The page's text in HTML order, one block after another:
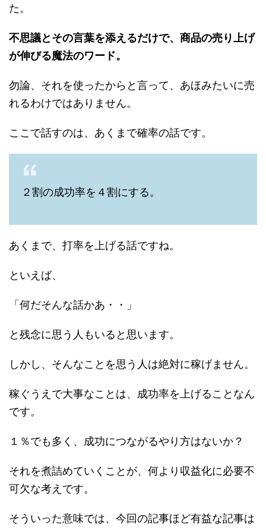
た。
不思議とその言葉を添えるだけで、商品の売り上げ
が伸びる魔法のワード。
勿論、それを使ったからと言って、あほみたいに売
れるわけではありません。
ここで話すのは、あくまで確率の話です。
２割の成功率を４割にする。
あくまで、打率を上げる話ですね。
といえば、
「何だそんな話かあ・・」
と残念に思う人もいると思います。
しかし、そんなことを思う人は絶対に稼げません。
稼ぐうえで大事なことは、成功率を上げることなん
です。
１％でも多く、成功につながるやり方はないか？
それを煮詰めていくことが、何より収益化に必要不
可欠な考えです。
そういった意味では、今回の記事ほど有益な記事は